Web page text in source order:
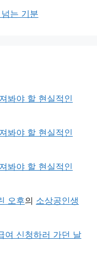
는 기분
봐야 할 현실적인
봐야 할 현실적인
봐야 할 현실적인
오후의 소상공인생
여 신청하러 가던 날